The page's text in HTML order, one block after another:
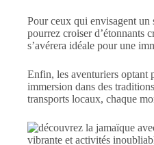
Pour ceux qui envisagent un
pourrez croiser d’étonnants
s’avérera idéale pour une
Enfin, les aventuriers optant
immersion dans des
transports locaux, chaque